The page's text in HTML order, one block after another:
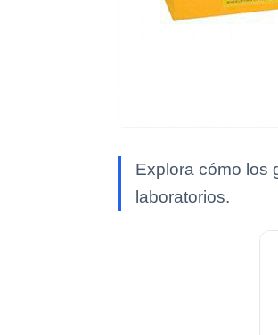
Explora cómo los
laboratorios.